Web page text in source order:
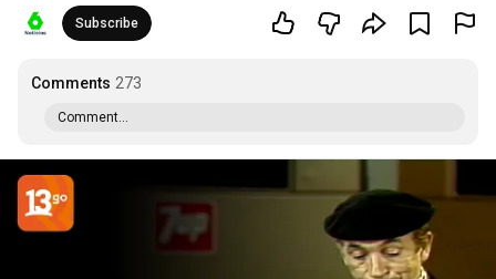
Subscribe
Comments 273
Comment...